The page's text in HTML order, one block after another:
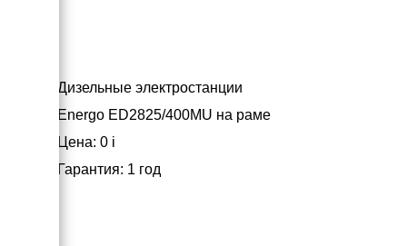
Дизельные электростанции
Energo ED2825/400MU на раме
Цена: 0 i
Гарантия: 1 год